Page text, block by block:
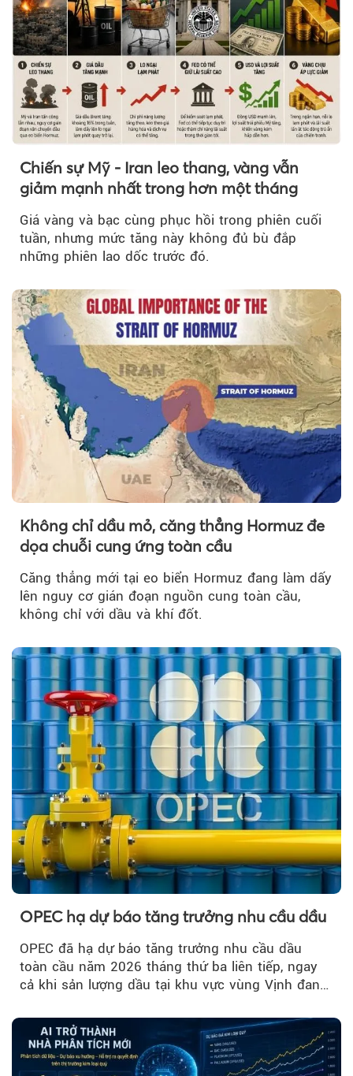
Chiến sự Mỹ - Iran leo thang, vàng vẫn
giảm mạnh nhất trong hơn một tháng
Giá vàng và bạc cùng phục hồi trong phiên cuối
tuần, nhưng mức tăng này không đủ bù đắp
những phiên lao dốc trước đó.
Không chỉ dầu mỏ, căng thẳng Hormuz đe
dọa chuỗi cung ứng toàn cầu
Căng thẳng mới tại eo biển Hormuz đang làm dấy
lên nguy cơ gián đoạn nguồn cung toàn cầu,
không chỉ với dầu và khí đốt.
OPEC hạ dự báo tăng trưởng nhu cầu dầu
OPEC đã hạ dự báo tăng trưởng nhu cầu dầu
toàn cầu năm 2026 tháng thứ ba liên tiếp, ngay
cả khi sản lượng dầu tại khu vực vùng Vịnh đang